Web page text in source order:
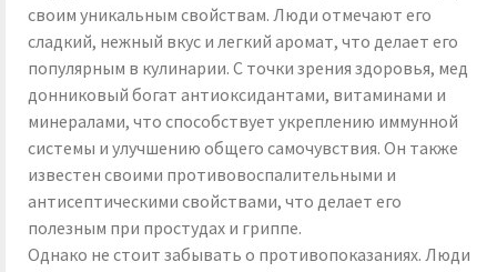
своим уникальным свойствам. Люди отмечают его
сладкий, нежный вкус и легкий аромат, что делает его
популярным в кулинарии. С точки зрения здоровья, мед
донниковый богат антиоксидантами, витаминами и
минералами, что способствует укреплению иммунной
системы и улучшению общего самочувствия. Он также
известен своими противовоспалительными и
антисептическими свойствами, что делает его
полезным при простудах и гриппе.
Однако не стоит забывать о противопоказаниях. Люди